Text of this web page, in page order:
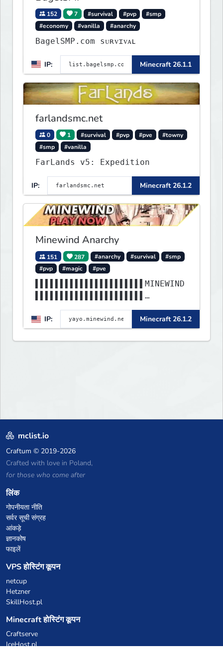
152 7 #survival #pvp
#smp
#economy
#vanilla #anarchy
BagelSMP.com ѕᴜʀᴠɪᴠᴀʟ
IP: Minecraft 26.1.1
farlandsmc.net
0 1 #survival #pvp #pve
#towny
#smp
#vanilla
FarLands v5: Expedition
IP: Minecraft 26.1.2
Minewind Anarchy
151 287 #anarchy #survival
#smp
#pvp
#magic #pve
▌▌▌▌▌▌▌▌▌▌▌▌▌▌▌▌▌▌▌▌▌▌MINEWIND
▌▌▌▌▌▌▌▌▌▌▌▌▌▌▌▌▌▌▌▌▌▌▌▌▌▌▌▌▌▌
▌▌▌▌▌▌▌▌▌▌▌▌▌▌▌▌▌▌▌▌▌▌
IP: Minecraft 26.1.2
mclist.io
Craftum © 2019-2026
Crafted with love in Poland,
for those who come after
लिंक
गोपनीयता नीति
सर्वर सूची संग्रह
आंकड़े
ज्ञानकोष
फाइलें
VPS होस्टिंग कूपन
netcup
Hetzner
SkillHost.pl
Minecraft होस्टिंग कूपन
Craftserve
IceHost.pl